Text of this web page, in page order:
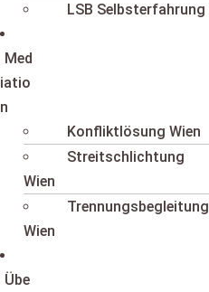
LSB Selbsterfahrung
Med
iatio
n
Konfliktlösung Wien
Streitschlichtung
Wien
Trennungsbegleitung
Wien
Übe